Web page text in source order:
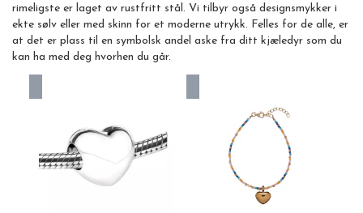
rimeligste er laget av rustfritt stål. Vi tilbyr også designsmykker i
ekte sølv eller med skinn for et moderne utrykk. Felles for de alle, er
at det er plass til en symbolsk andel aske fra ditt kjæledyr som du
kan ha med deg hvorhen du går.
Trykk ENTER for å søke